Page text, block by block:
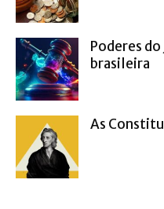
Poderes
brasileira
As